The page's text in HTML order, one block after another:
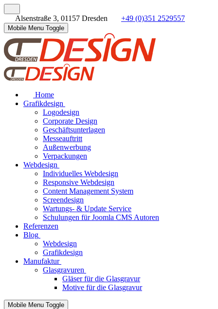
Alsenstraße 3, 01157 Dresden +49 (0)351 2529557
Mobile Menu Toggle
Home
Grafikdesign
Logodesign
Corporate Design
Geschäftsunterlagen
Messeauftritt
Außenwerbung
Verpackungen
Webdesign
Individuelles Webdesign
Responsive Webdesign
Content Management System
Screendesign
Wartungs- & Update Service
Schulungen für Joomla CMS Autoren
Referenzen
Blog
Webdesign
Grafikdesign
Manufaktur
Glasgravuren
Gläser für die Glasgravur
Motive für die Glasgravur
Mobile Menu Toggle